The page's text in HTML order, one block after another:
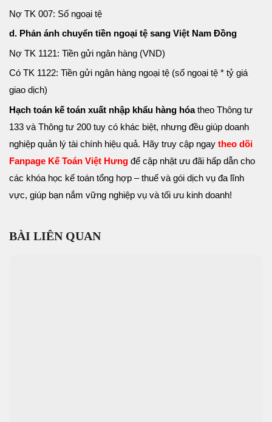
Nợ TK 007: Số ngoại tệ
d. Phản ánh chuyển tiền ngoại tệ sang Việt Nam Đồng
Nợ TK 1121: Tiền gửi ngân hàng (VND)
Có TK 1122: Tiền gửi ngân hàng ngoại tệ (số ngoại tệ * tỷ giá
giao dịch)
Hạch toán kế toán xuất nhập khẩu hàng hóatheo Thông tư
133 và Thông tư 200 tuy có khác biệt, nhưng đều giúp doanh
nghiệp quản lý tài chính hiệu quả. Hãy truy cập ngay theo dõi
Fanpage Kế Toán Việt Hưng để cập nhật ưu đãi hấp dẫn cho
các khóa học kế toán tổng hợp – thuế và gói dịch vụ đa lĩnh
vực, giúp bạn nắm vững nghiệp vụ và tối ưu kinh doanh!
BÀI LIÊN QUAN